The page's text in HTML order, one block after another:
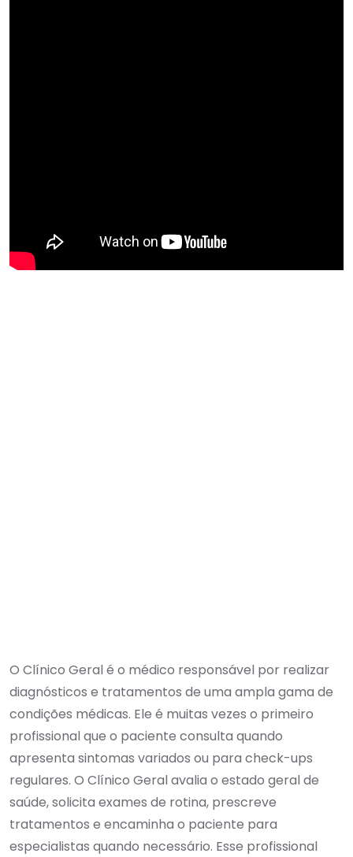
O Clínico Geral é o médico responsável por realizar
diagnósticos e tratamentos de uma ampla gama de
condições médicas. Ele é muitas vezes o primeiro
profissional que o paciente consulta quando
apresenta sintomas variados ou para check-ups
regulares. O Clínico Geral avalia o estado geral de
saúde, solicita exames de rotina, prescreve
tratamentos e encaminha o paciente para
especialistas quando necessário. Esse profissional